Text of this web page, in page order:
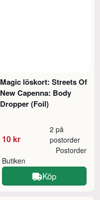
Magic löskort: Streets Of
New Capenna: Body
Dropper (Foil)
10 kr
2 på
postorder
Butiken
Postorder
Köp